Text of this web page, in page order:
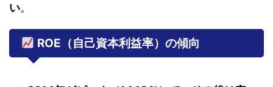
い。
ROE（自己資本利益率）の傾向